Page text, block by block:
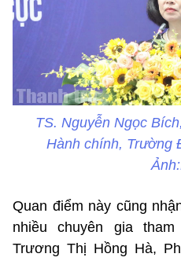
TS. Nguyễn Ngọc
Hành chính, Trường
Quan điểm này cũng
nhiều chuyên gia
Trương Thị Hồng Hà,